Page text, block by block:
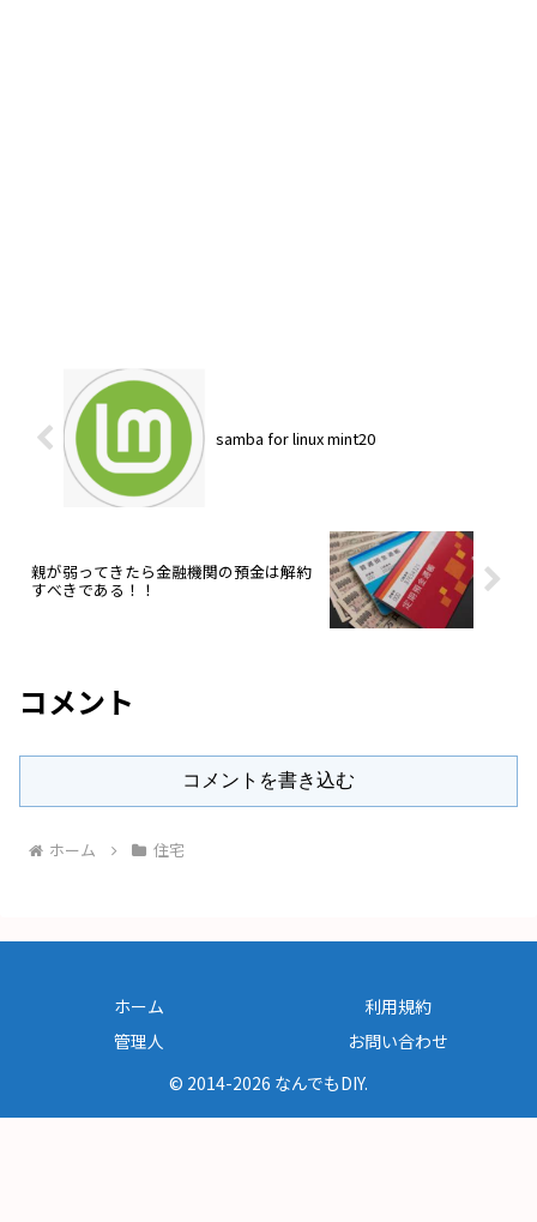
samba for linux mint20
親が弱ってきたら金融機関の預金は解約
すべきである！！
コメント
コメントを書き込む
ホーム 住宅
ホーム
利用規約
管理人
お問い合わせ
© 2014-2026 なんでもDIY.